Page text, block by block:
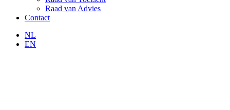
Raad van Advies
Contact
NL
EN